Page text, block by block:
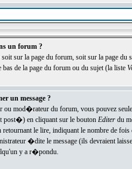
un forum ?
sur la page du forum, soit sur la page du
de la page du forum ou du sujet (la liste
un message ?
ou mod�rateur du forum, vous pouvez
en cliquant sur le bouton Editerdu
retournant le lire, indiquant le nombre
�dite le message (ils devraient
y a r�pondu.